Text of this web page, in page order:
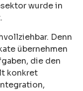
wurde in
Denn
übernehmen
die den
konkret